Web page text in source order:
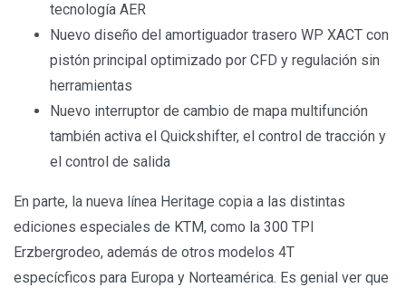
tecnología AER
Nuevo diseño del amortiguador trasero WP XACT con
pistón principal optimizado por CFD y regulación sin
herramientas
Nuevo interruptor de cambio de mapa multifunción
también activa el Quickshifter, el control de tracción y
el control de salida
En parte, la nueva línea Heritage copia a las distintas
ediciones especiales de KTM, como la 300 TPI
Erzbergrodeo, además de otros modelos 4T
especícficos para Europa y Norteamérica. Es genial ver que